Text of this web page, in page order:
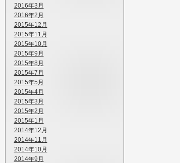
2016年3月
2016年2月
2015年12月
2015年11月
2015年10月
2015年9月
2015年8月
2015年7月
2015年5月
2015年4月
2015年3月
2015年2月
2015年1月
2014年12月
2014年11月
2014年10月
2014年9月